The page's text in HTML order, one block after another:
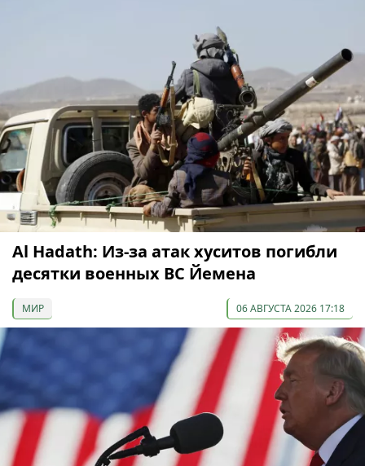
Al Hadath: Из-за атак хуситов погибли
десятки военных ВС Йемена
МИР 06 АВГУСТА 2026 17:18